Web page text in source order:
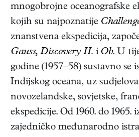
mnogobrojne oceanografske
kojih su najpoznatije
znanstvena ekspedicija,
Gauss, Discovery II. i Ob. U
godine (1957–58) sustavno se
Indijskog oceana, uz
novozelandske, sovjetske,
ekspedicije. Od 1960. do 1965.
zajedničko međunarodno